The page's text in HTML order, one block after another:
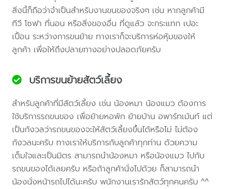
สิ่งนี้ก็ถือว่าจำเป็นสำหรับงานขนของจริงๆ เช่น หากลูกค้ามี
ทีวี โซฟา ที่นอน หรือสิ่งของอื่น ที่ดูแล้ว จะกระแทก เปอะ
เปื้อน ระหว่างการขนย้าย ทางเราก็จะบริการห่อหุ้มของให้
ลูกค้า เพื่อให้ถึงปลายทางอย่างปลอดภัยครับ
บริการขนย้ายสัตว์เลี้ยง
สำหรับลูกค้าที่มีสัตว์เลี้ยง เช่น น้องหมา น้องแมว ต้องการ
ใช้บริการรถขนของ เพื่อย้ายหอพัก ย้ายบ้าน อพาร์ทเม้นท์ แต่
เป็นกังวลว่ารถขนของจะให้สัตว์เลี้ยงขึ้นได้หรือไม่ ไม่ต้อง
กังวลนะครับ ทางเราให้บริการกับลูกค้าทุกท่าน ด้วยความ
เต็มใจและเป็นมิตร สามารถนำน้องหมา หรือน้องแมว ไปกับ
รถขนของได้เลยครับ หรือถ้าลูกค้านั่งไปด้วย ก็สามารถนำ
น้องนั่งหน้ารถไปได้นะครับ พนักงานเรารักสัตว์ทุกคนครับ ^^